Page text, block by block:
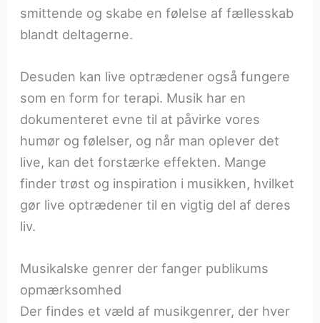
smittende og skabe en følelse af fællesskab
blandt deltagerne.
Desuden kan live optrædener også fungere
som en form for terapi. Musik har en
dokumenteret evne til at påvirke vores
humør og følelser, og når man oplever det
live, kan det forstærke effekten. Mange
finder trøst og inspiration i musikken, hvilket
gør live optrædener til en vigtig del af deres
liv.
Musikalske genrer der fanger publikums
opmærksomhed
Der findes et væld af musikgenrer, der hver